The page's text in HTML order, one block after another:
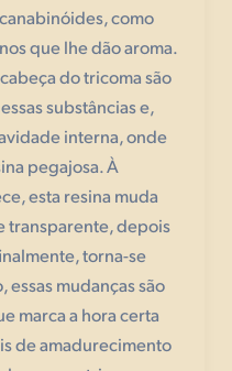
como
que lhe dão aroma.
do tricoma são
substâncias e,
interna, onde
pegajosa. À
esta resina muda
transparente, depois
torna-se
essas mudanças são
marca a hora certa
de amadurecimento